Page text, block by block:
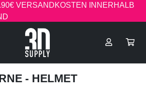
VERSANDKOSTEN INNERHALB
- HELMET